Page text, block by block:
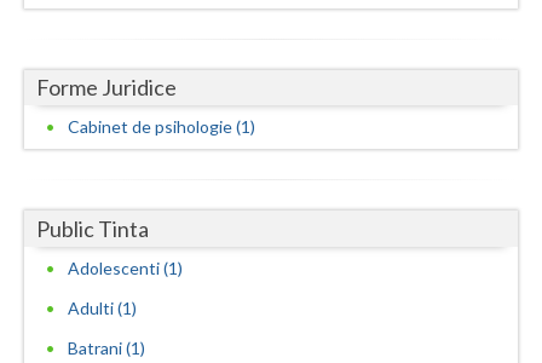
Hunedoara
Iasi
Ilfov
Maramures
Mehedinti
Mures
Neamt
Forme Juridice
Cabinet de psihologie (1)
Public Tinta
Adolescenti (1)
Adulti (1)
Batrani (1)